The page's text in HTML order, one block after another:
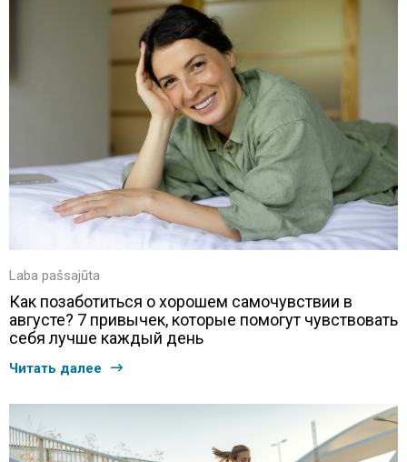
Laba pašsajūta
Как позаботиться о хорошем самочувствии в
августе? 7 привычек, которые помогут чувствовать
себя лучше каждый день
Читать далее